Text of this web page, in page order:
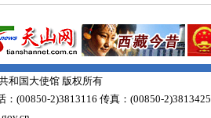
和国大使馆 版权所有
：(00850-2)3813116 传真：(00850-2)3813425